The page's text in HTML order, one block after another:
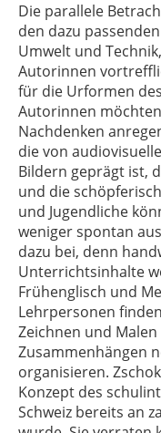
Die parallele
den dazu
Umwelt und
Autorinnen
für die Urformen
Autorinnen
Nachdenken
die von
Bildern geprägt ist,
und die
und Jugendliche
weniger spontan
dazu bei, denn
Unterrichtsinhalte
Frühenglisch und
Lehrpersonen
Zeichnen und
Zusammenhängen
organisieren.
Konzept des
Schweiz bereits an